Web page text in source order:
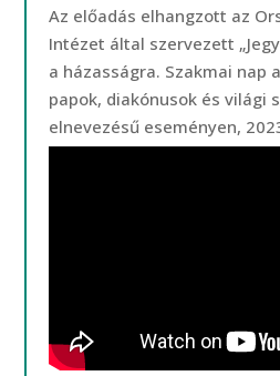
Az előadás elhangzott az
Intézet által szervezett
a házasságra. Szakmai nap
papok, diakónusok és világi
elnevezésű eseményen,